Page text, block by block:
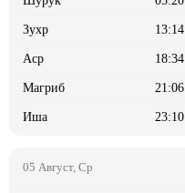
13:14
18:34
21:06
23:10